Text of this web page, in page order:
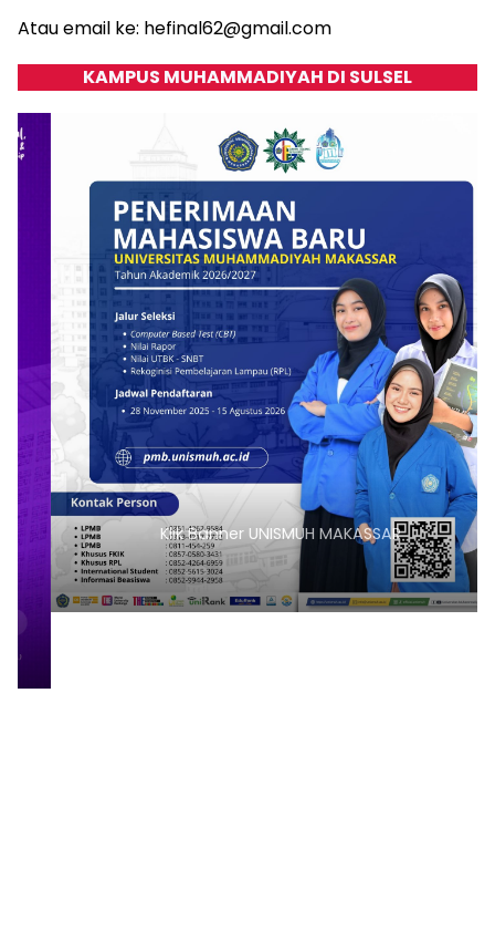
Atau email ke: hefinal62@gmail.com
KAMPUS MUHAMMADIYAH DI SULSEL
Klik Banner UNISMUH MAKASSAR